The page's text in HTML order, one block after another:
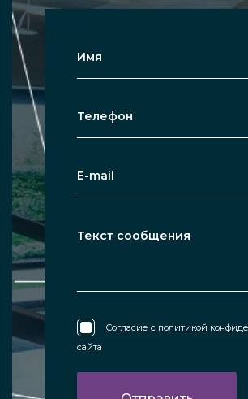
все основные данные о
дают консультации,
Узнайте, сколько стоит
пластиковое зеркало,
помощью и консультацией к
Согласие с политикой
сайта